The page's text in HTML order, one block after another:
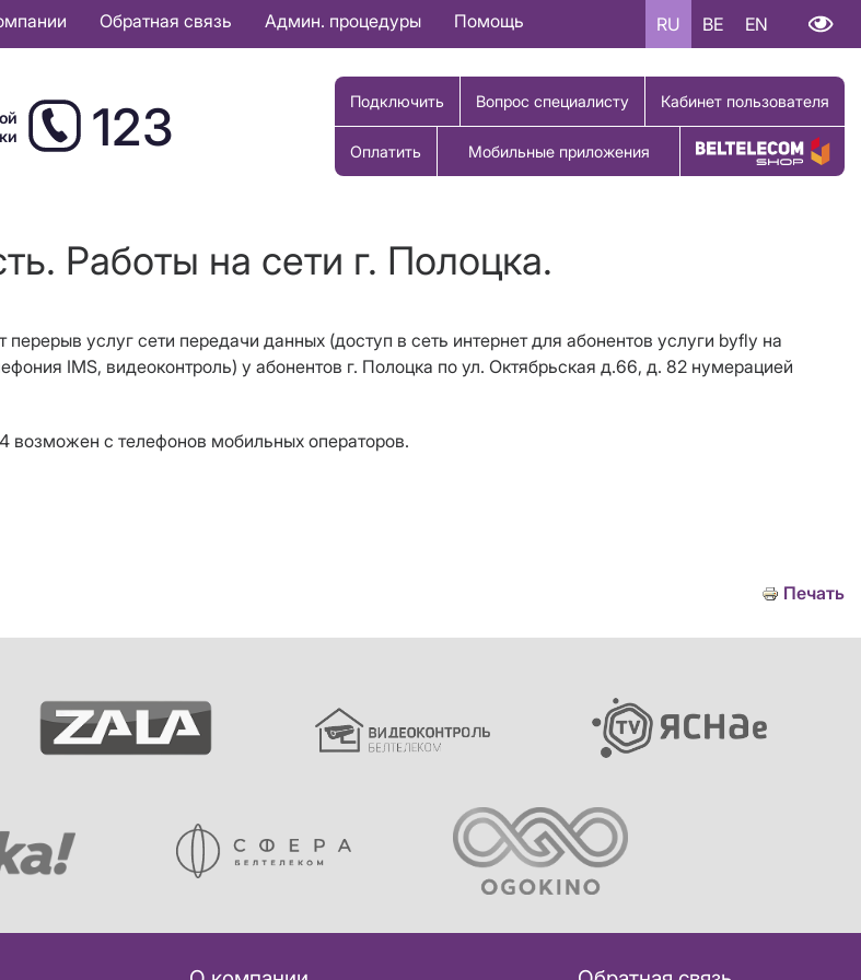
Обратная связь Админ. процедуры Помощь RU BE EN
123 Подключить Вопрос специалисту Кабинет пользователя
Оплатить Мобильные приложения Купить товар
Работы на сети г. Полоцка.
перерыв услуг сети передачи данных (доступ в сеть интернет для абонентов услуги byfly на
IMS, видеоконтроль) у абонентов г. Полоцка по ул. Октябрьская д.66, д. 82 нумерацией
возможен с телефонов мобильных операторов.
Печать